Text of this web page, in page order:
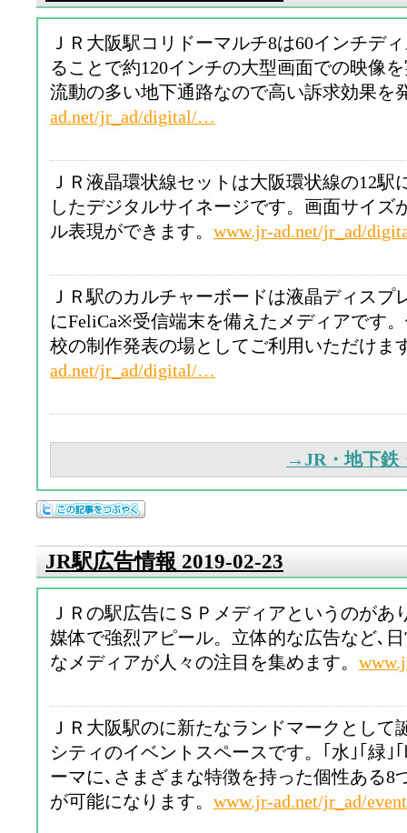
ＪＲ大阪駅コリドーマルチ8は60インチデ
ることで約120インチの大型画面での映像
流動の多い地下通路なので高い訴求効果を
ad.net/jr_ad/digital/…
ＪＲ液晶環状線セットは大阪環状線の12駅
したデジタルサイネージです。画面サイズ
ル表現ができます。 www.jr-ad.net/jr_ad/
ＪＲ駅のカルチャーボードは液晶ディスプ
にFeliCa※受信端末を備えたメディアです
校の制作発表の場としてご利用いただけま
ad.net/jr_ad/digital/…
→JR・地下鉄
JR駅広告情報 2019-02-23
ＪＲの駅広告にＳＰメディアというのがあ
媒体で強烈アピール。立体的な広告など､
なメディアが人々の注目を集めます。
ＪＲ大阪駅のに新たなランドマークとして
シティのイベントスペースです。｢水｣｢緑｣
ーマに､さまざまな特徴を持った個性ある8
が可能になります。 www.jr-ad.net/jr_ad/